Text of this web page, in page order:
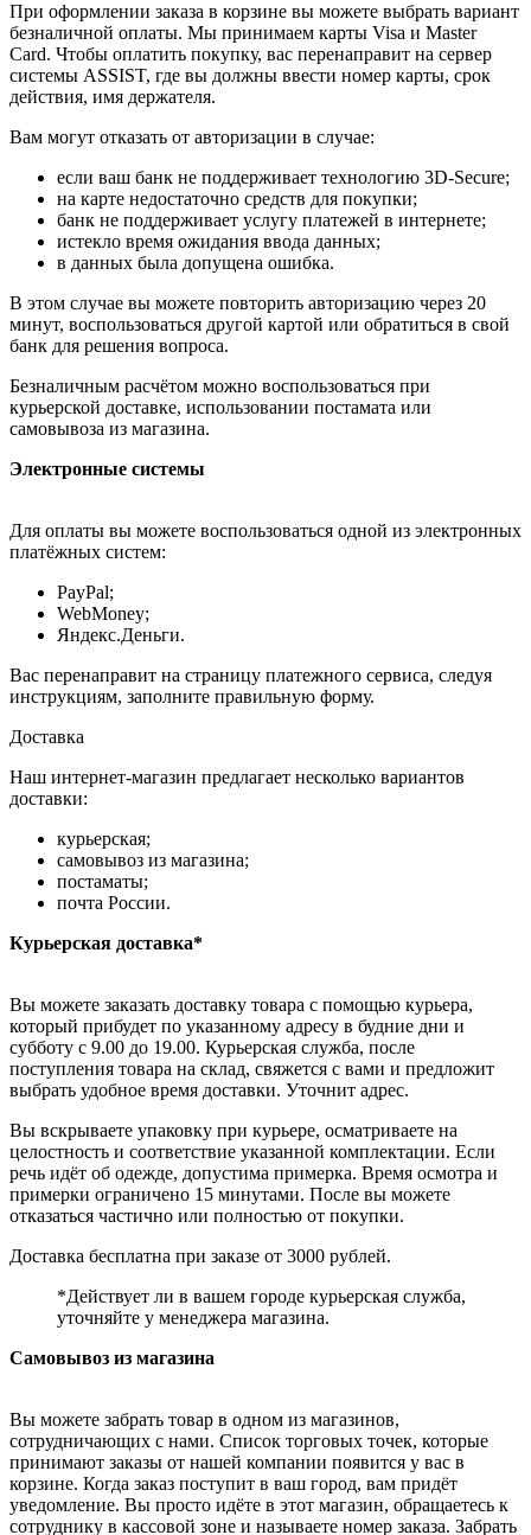
При оформлении заказа в корзине вы можете выбрать вариант
безналичной оплаты. Мы принимаем карты Visa и Master
Card. Чтобы оплатить покупку, вас перенаправит на сервер
системы ASSIST, где вы должны ввести номер карты, срок
действия, имя держателя.
Вам могут отказать от авторизации в случае:
если ваш банк не поддерживает технологию 3D-Secure;
на карте недостаточно средств для покупки;
банк не поддерживает услугу платежей в интернете;
истекло время ожидания ввода данных;
в данных была допущена ошибка.
В этом случае вы можете повторить авторизацию через 20
минут, воспользоваться другой картой или обратиться в свой
банк для решения вопроса.
Безналичным расчётом можно воспользоваться при
курьерской доставке, использовании постамата или
самовывоза из магазина.
Электронные системы
Для оплаты вы можете воспользоваться одной из электронных
платёжных систем:
PayPal;
WebMoney;
Яндекс.Деньги.
Вас перенаправит на страницу платежного сервиса, следуя
инструкциям, заполните правильную форму.
Доставка
Наш интернет-магазин предлагает несколько вариантов
доставки:
курьерская;
самовывоз из магазина;
постаматы;
почта России.
Курьерская доставка*
Вы можете заказать доставку товара с помощью курьера,
который прибудет по указанному адресу в будние дни и
субботу с 9.00 до 19.00. Курьерская служба, после
поступления товара на склад, свяжется с вами и предложит
выбрать удобное время доставки. Уточнит адрес.
Вы вскрываете упаковку при курьере, осматриваете на
целостность и соответствие указанной комплектации. Если
речь идёт об одежде, допустима примерка. Время осмотра и
примерки ограничено 15 минутами. После вы можете
отказаться частично или полностью от покупки.
Доставка бесплатна при заказе от 3000 рублей.
*Действует ли в вашем городе курьерская служба,
уточняйте у менеджера магазина.
Самовывоз из магазина
Вы можете забрать товар в одном из магазинов,
сотрудничающих с нами. Список торговых точек, которые
принимают заказы от нашей компании появится у вас в
корзине. Когда заказ поступит в ваш город, вам придёт
уведомление. Вы просто идёте в этот магазин, обращаетесь к
сотруднику в кассовой зоне и называете номер заказа. Забрать